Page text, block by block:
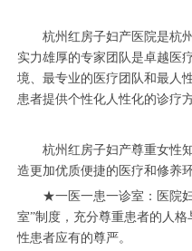
杭州红房子妇产医院是杭州
实力雄厚的专家团队是卓越医
境、最专业的医疗团队和最人
患者提供个性化人性化的诊疗
杭州红房子妇产尊重女性知
造更加优质便捷的医疗和修养环
★一医一患一诊室：医院妇
室”制度，充分尊重患者的人
性患者应有的尊严。